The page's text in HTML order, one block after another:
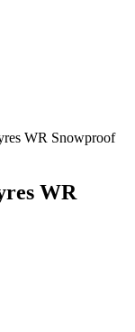
WR Snowproof
WR